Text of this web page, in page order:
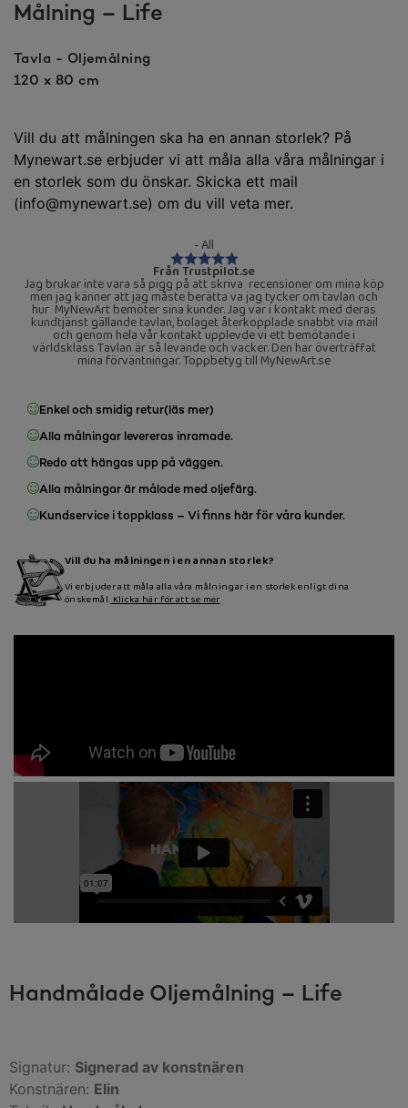
Målning – Life
Tavla - Oljemålning
120 x 80 cm
Vill du att målningen ska ha en annan storlek? På
Mynewart.se erbjuder vi att måla alla våra målningar i
en storlek som du önskar. Skicka ett mail
(info@mynewart.se) om du vill veta mer.
- All
Från Trustpilot.se
Jag brukar inte vara så pigg på att skriva recensioner om mina köp
men jag känner att jag måste berätta va jag tycker om tavlan och
hur MyNewArt bemöter sina kunder. Jag var i kontakt med deras
kundtjänst gällande tavlan, bolaget återkopplade snabbt via mail
och genom hela vår kontakt upplevde vi ett bemötande i
världsklass Tavlan är så levande och vacker. Den har överträffat
mina förväntningar. Toppbetyg till MyNewArt.se
Enkel och smidig retur(läs mer)
Alla målningar levereras inramade.
Redo att hängas upp på väggen.
Alla målningar är målade med oljefärg.
Kundservice i toppklass – Vi finns här för våra kunder.
Vill du ha målningen i en annan storlek?
Vi erbjuder att måla alla våra målningar i en storlek enligt dina
önskemål.Klicka här för att se mer
Handmålade Oljemålning – Life
Signatur: Signerad av konstnären
Konstnären: Elin